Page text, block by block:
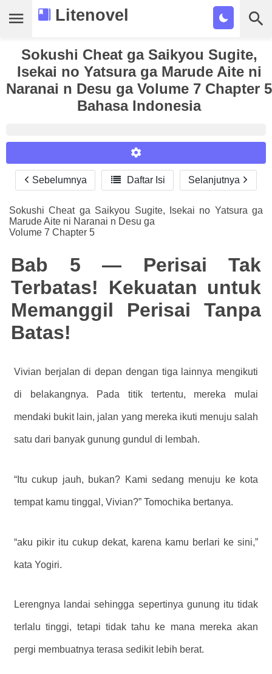
Litenovel
Daftar Novel
Tamat
Cari
Sokushi Cheat ga Saikyou Sugite,
Isekai no Yatsura ga Marude Aite ni
Naranai n Desu ga Volume 7 Chapter 5
Bahasa Indonesia
Reader Settings
Font :
Titillium Web
Arial
Times New Roman
A-
A+
Sebelumnya  Daftar Isi Selanjutnya
Sokushi Cheat ga Saikyou Sugite, Isekai no Yatsura ga
Marude Aite ni Naranai n Desu ga
Volume 7 Chapter 5
Bab 5 — Perisai Tak
Terbatas! Kekuatan untuk
Memanggil Perisai Tanpa
Batas!
Vivian berjalan di depan dengan tiga lainnya mengikuti
di belakangnya. Pada titik tertentu, mereka mulai
mendaki bukit lain, jalan yang mereka ikuti menuju salah
satu dari banyak gunung gundul di lembah.
“Itu cukup jauh, bukan? Kami sedang menuju ke kota
tempat kamu tinggal, Vivian?” Tomochika bertanya.
“aku pikir itu cukup dekat, karena kamu berlari ke sini,”
kata Yogiri.
Lerengnya landai sehingga sepertinya gunung itu tidak
terlalu tinggi, tetapi tidak tahu ke mana mereka akan
pergi membuatnya terasa sedikit lebih berat.